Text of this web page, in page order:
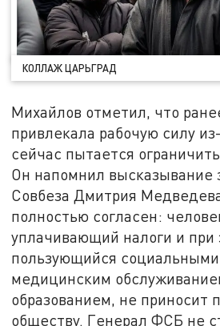
КОЛЛАЖ ЦАРЬГРАД
Михайлов отметил, что
привлекала рабочую силу
сейчас пытается
Он напомнил высказывание
Совбеза Дмитрия
полностью согласен:
уплачивающий налоги и при
пользующийся
медицинским
образованием, не приносит
обществу. Генерал ФСБ не